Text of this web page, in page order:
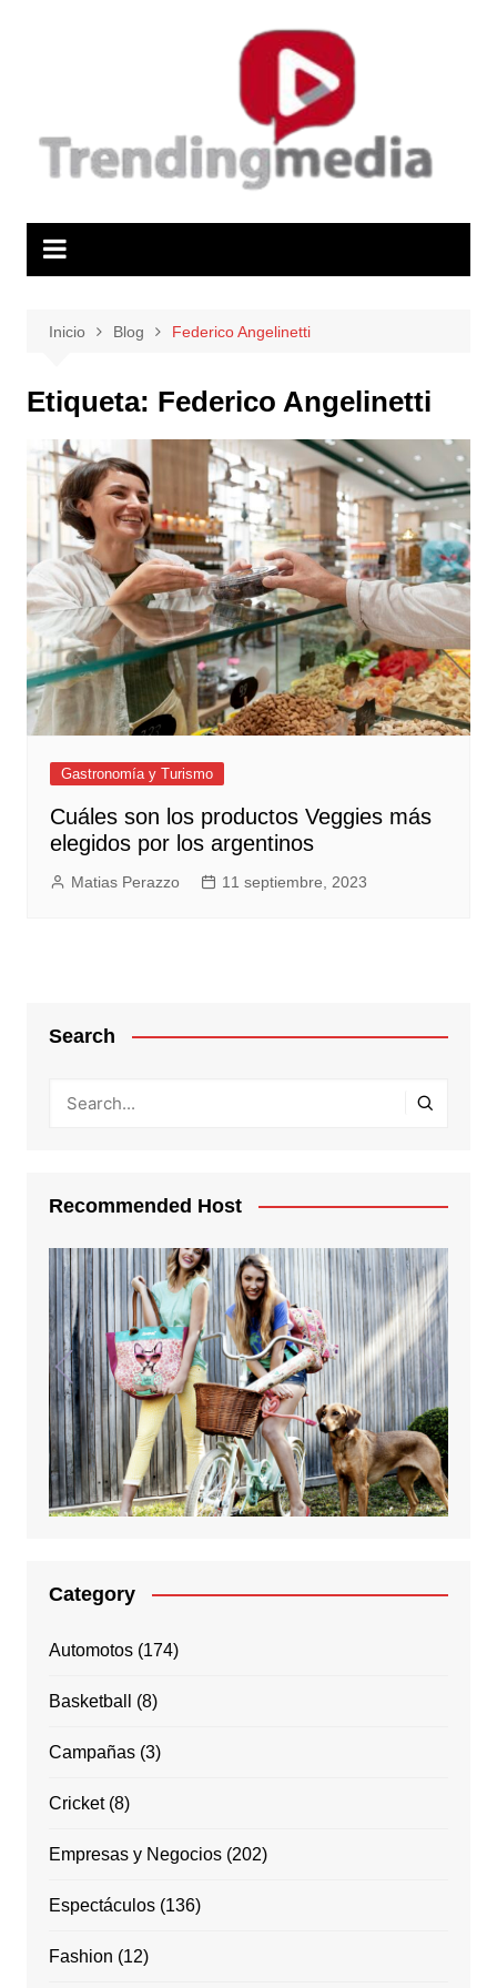
Inicio Blog Federico Angelinetti
Etiqueta: Federico Angelinetti
Gastronomía y Turismo
Cuáles son los productos Veggies más
elegidos por los argentinos
Matias Perazzo 11 septiembre, 2023
Search
Recommended Host
Category
Automotos(174)
Basketball (8)
Campañas(3)
Cricket(8)
Empresas y Negocios(202)
Espectáculos(136)
Fashion (12)